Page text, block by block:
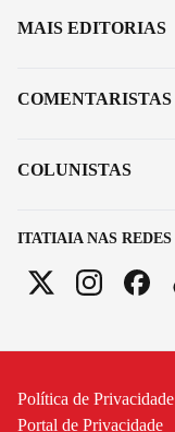
ITATIAIA NAS REDES
MAIS EDITORIAS
COMENTARISTAS
COLUNISTAS
Política de Privacidade
Portal de Privacidade